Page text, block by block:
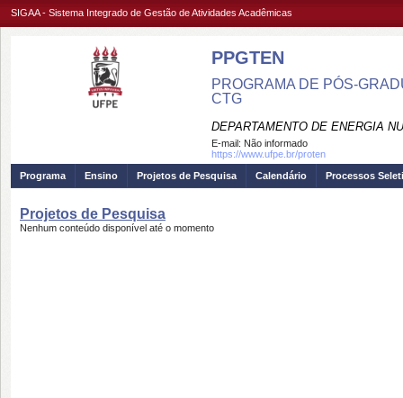
SIGAA - Sistema Integrado de Gestão de Atividades Acadêmicas
PPGTEN
PROGRAMA DE PÓS-
CTG
DEPARTAMENTO DE ENERGIA
E-mail: Não informado
https://www.ufpe.br/proten
Programa
Ensino Projetos de Pesquisa Calendário Processos
Projetos de Pesquisa
Nenhum conteúdo disponível até o momento